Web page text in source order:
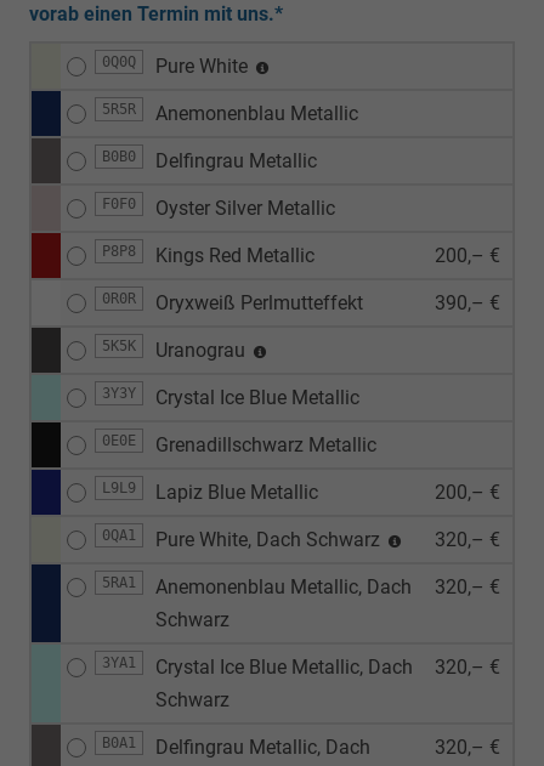
vorab einen Termin mit uns.*
0Q0Q Pure White
5R5R Anemonenblau Metallic
B0B0 Delfingrau Metallic
F0F0 Oyster Silver Metallic
P8P8 Kings Red Metallic 200,– €
0R0R Oryxweiß Perlmutteffekt 390,– €
5K5K Uranograu
3Y3Y Crystal Ice Blue Metallic
0E0E Grenadillschwarz Metallic
L9L9 Lapiz Blue Metallic 200,– €
0QA1 Pure White, Dach Schwarz 320,– €
5RA1
Anemonenblau Metallic, Dach
Schwarz
320,– €
3YA1
Crystal Ice Blue Metallic, Dach
Schwarz
320,– €
B0A1
Delfingrau Metallic, Dach
320,– €